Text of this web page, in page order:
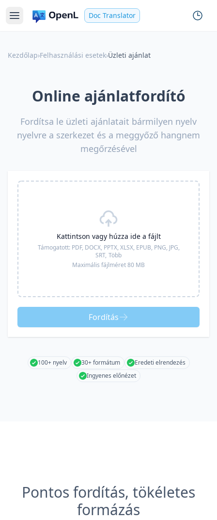
Doc Translator
Kezdőlap›Felhasználási esetek›Üzleti ajánlat
Online ajánlatfordító
Fordítsa le üzleti ajánlatait bármilyen nyelv
nyelvre a szerkezet és a meggyőző hangnem
megőrzésével
Kattintson vagy húzza ide a fájlt
Támogatott: PDF, DOCX, PPTX, XLSX, EPUB, PNG, JPG,
SRT, Több
Maximális fájlméret 80 MB
Fordítás
100+ nyelv 30+ formátum
Eredeti elrendezés
Ingyenes előnézet
Pontos fordítás, tökéletes
formázás